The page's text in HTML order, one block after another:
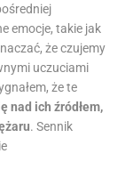
emocje, takie jak
że czujemy
uczuciami
że te
nad ich źródłem,
. Sennik